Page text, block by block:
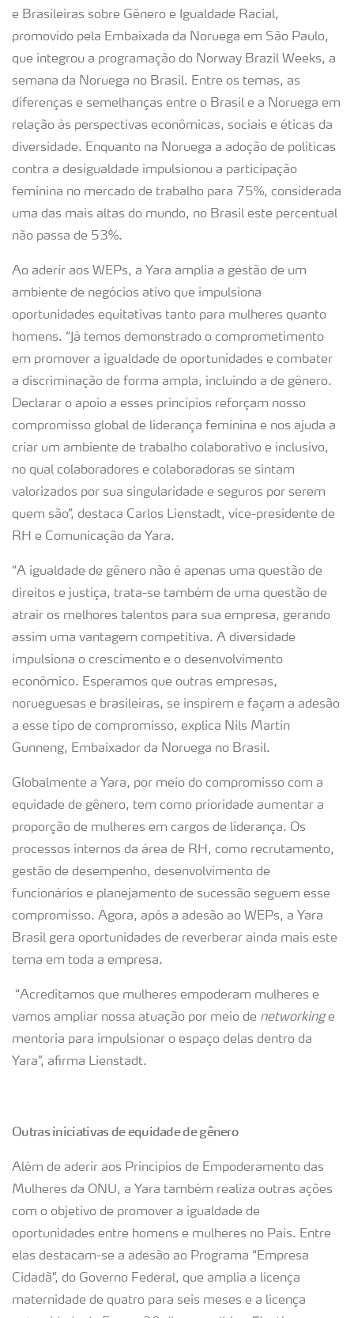
e Brasileiras sobre Gênero e Igualdade Racial,
promovido pela Embaixada da Noruega em São Paulo,
que integrou a programação do Norway Brazil Weeks, a
semana da Noruega no Brasil. Entre os temas, as
diferenças e semelhanças entre o Brasil e a Noruega em
relação às perspectivas econômicas, sociais e éticas da
diversidade. Enquanto na Noruega a adoção de políticas
contra a desigualdade impulsionou a participação
feminina no mercado de trabalho para 75%, considerada
uma das mais altas do mundo, no Brasil este percentual
não passa de 53%.
Ao aderir aos WEPs, a Yara amplia a gestão de um
ambiente de negócios ativo que impulsiona
oportunidades equitativas tanto para mulheres quanto
homens. “Já temos demonstrado o comprometimento
em promover a igualdade de oportunidades e combater
a discriminação de forma ampla, incluindo a de gênero.
Declarar o apoio a esses princípios reforçam nosso
compromisso global de liderança feminina e nos ajuda a
criar um ambiente de trabalho colaborativo e inclusivo,
no qual colaboradores e colaboradoras se sintam
valorizados por sua singularidade e seguros por serem
quem são”, destaca Carlos Lienstadt, vice-presidente de
RH e Comunicação da Yara.
“A igualdade de gênero não é apenas uma questão de
direitos e justiça, trata-se também de uma questão de
atrair os melhores talentos para sua empresa, gerando
assim uma vantagem competitiva. A diversidade
impulsiona o crescimento e o desenvolvimento
econômico. Esperamos que outras empresas,
norueguesas e brasileiras, se inspirem e façam a adesão
a esse tipo de compromisso, explica Nils Martin
Gunneng, Embaixador da Noruega no Brasil.
Globalmente a Yara, por meio do compromisso com a
equidade de gênero, tem como prioridade aumentar a
proporção de mulheres em cargos de liderança. Os
processos internos da área de RH, como recrutamento,
gestão de desempenho, desenvolvimento de
funcionários e planejamento de sucessão seguem esse
compromisso. Agora, após a adesão ao WEPs, a Yara
Brasil gera oportunidades de reverberar ainda mais este
tema em toda a empresa.
“Acreditamos que mulheres empoderam mulheres e
vamos ampliar nossa atuação por meio de networkinge
mentoria para impulsionar o espaço delas dentro da
Yara”, afirma Lienstadt.
Outras iniciativas de equidade de gênero
Além de aderir aos Princípios de Empoderamento das
Mulheres da ONU, a Yara também realiza outras ações
com o objetivo de promover a igualdade de
oportunidades entre homens e mulheres no País. Entre
elas destacam-se a adesão ao Programa “Empresa
Cidadã”, do Governo Federal, que amplia a licença
maternidade de quatro para seis meses e a licença